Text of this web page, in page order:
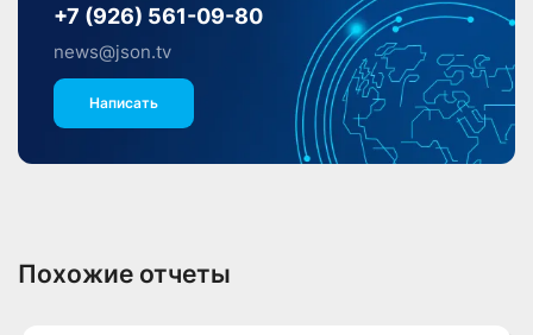
+7 (926) 561-09-80
news@json.tv
Написать
Похожие отчеты